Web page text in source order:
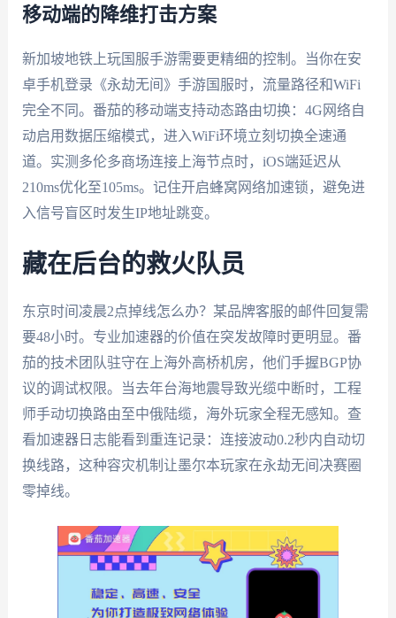
移动端的降维打击方案
新加坡地铁上玩国服手游需要更精细的控制。当你在安
卓手机登录《永劫无间》手游国服时，流量路径和WiFi
完全不同。番茄的移动端支持动态路由切换：4G网络自
动启用数据压缩模式，进入WiFi环境立刻切换全速通
道。实测多伦多商场连接上海节点时，iOS端延迟从
210ms优化至105ms。记住开启蜂窝网络加速锁，避免进
入信号盲区时发生IP地址跳变。
藏在后台的救火队员
东京时间凌晨2点掉线怎么办？某品牌客服的邮件回复需
要48小时。专业加速器的价值在突发故障时更明显。番
茄的技术团队驻守在上海外高桥机房，他们手握BGP协
议的调试权限。当去年台海地震导致光缆中断时，工程
师手动切换路由至中俄陆缆，海外玩家全程无感知。查
看加速器日志能看到重连记录：连接波动0.2秒内自动切
换线路，这种容灾机制让墨尔本玩家在永劫无间决赛圈
零掉线。